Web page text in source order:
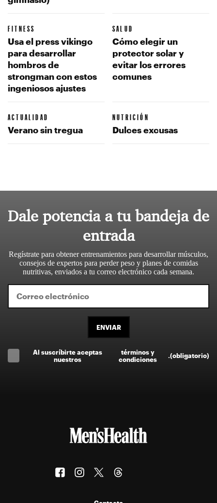
FITNESS
Usa el press vikingo
para desarrollar
hombros de
strongman con estos
ingeniosos ajustes
SALUD
Cómo elegir un
protector solar y
evitar los errores
comunes
ACTUALIDAD
Verano sin tregua
NUTRICIÓN
Dulces excusas
Dale potencia a tu bandeja de
entrada
Regístrate para obtener entrenamientos para desarrollar músculos,
consejos de expertos para perder peso y planes de comidas
nutritivas, enviados a tu correo electrónico cada semana.
ENVIAR
Al suscríbirte aceptas
nuestros
términos y
condiciones
.(obligatorio)